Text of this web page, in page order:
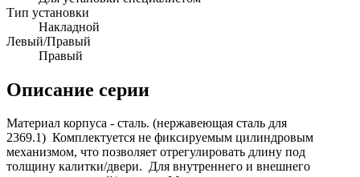
Тип установки
Накладной
Левый/Правый
Правый
Описание серии
Материал корпуса - сталь. (нержавеющая сталь для
2369.1) Комплектуется не фиксируемым цилиндровым
механизмом, что позволяет отрегулировать длину под
толщину калитки/двери. Для внутреннего и внешнего